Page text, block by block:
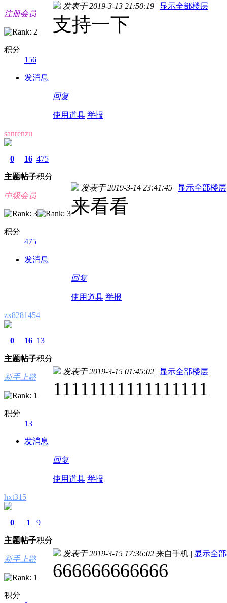
注册会员
积分
156
发消息
发表于 2019-3-13 21:50:19 | 显示全部楼层
支持一下
回复
使用道具 举报
sanrenzu
0
主题
16
帖子
475
积分
中级会员
积分
475
发消息
发表于 2019-3-14 23:41:45 | 显示全部楼层
来看看
回复
使用道具 举报
zx8281454
0
主题
16
帖子
13
积分
新手上路
积分
13
发消息
发表于 2019-3-15 01:45:02 | 显示全部楼层
11111111111111111
回复
使用道具 举报
hxt315
0
主题
1
帖子
9
积分
新手上路
积分
发表于 2019-3-15 17:36:02 来自手机 | 显示全
666666666666